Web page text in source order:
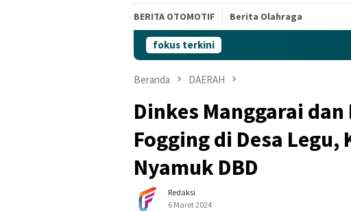
BERITA OTOMOTIF Berita Olahraga
fokus terkini
Beranda DAERAH
Dinkes Manggarai
Fogging di Desa
Nyamuk DBD
Redaksi
6 Maret 2024